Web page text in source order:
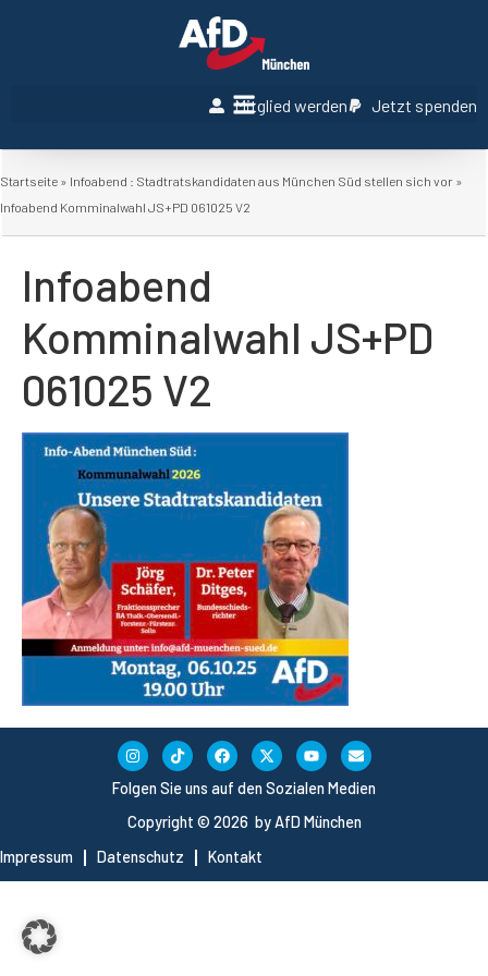
Mitglied werden Jetzt spenden
Startseite » Infoabend : Stadtratskandidaten aus München Süd stellen sich vor »
Infoabend Komminalwahl JS+PD 061025 V2
Infoabend
Komminalwahl JS+PD
061025 V2
Copyright © 2026 by AfD München
Impressum
Datenschutz Kontakt
Folgen Sie uns auf den Sozialen Medien